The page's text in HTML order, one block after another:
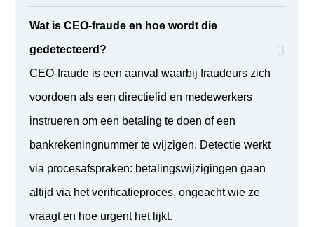
Wat is CEO-fraude en hoe wordt die
gedetecteerd?
CEO-fraude is een aanval waarbij fraudeurs zich
voordoen als een directielid en medewerkers
instrueren om een betaling te doen of een
bankrekeningnummer te wijzigen. Detectie werkt
via procesafspraken: betalingswijzigingen gaan
altijd via het verificatieproces, ongeacht wie ze
vraagt en hoe urgent het lijkt.